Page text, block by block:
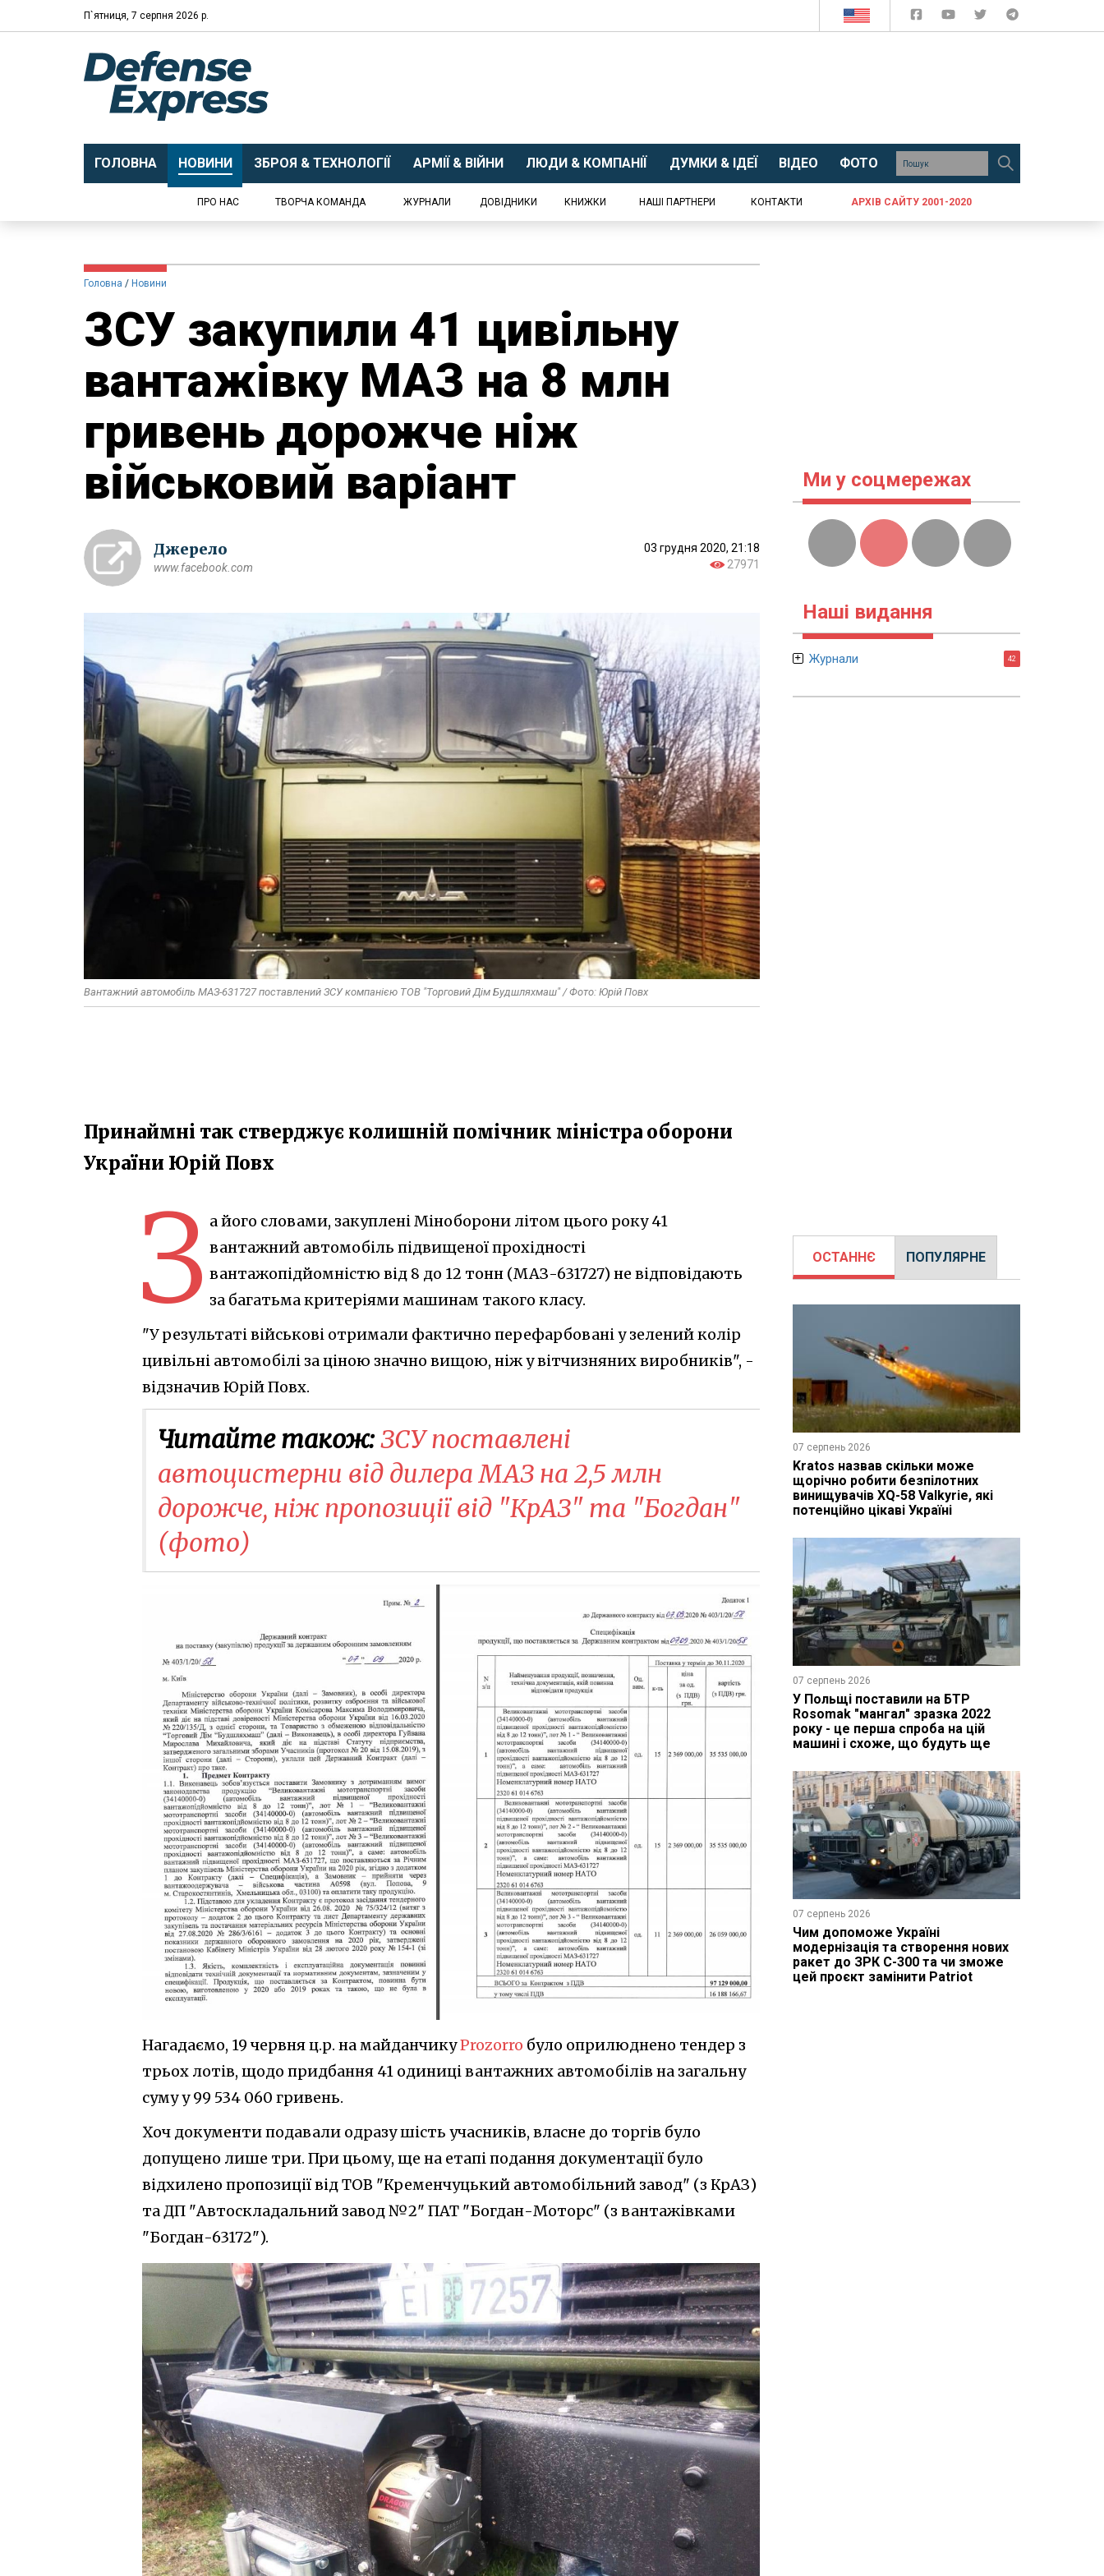
П`ятниця, 7 серпня 2026 р.
ГОЛОВНА НОВИНИ ЗБРОЯ & ТЕХНОЛОГІЇ АРМІЇ & ВІЙНИ ЛЮДИ & КОМПАНІЇ ДУМКИ & ІДЕЇ ВІДЕО ФОТО
ПРО НАС ТВОРЧА КОМАНДА ЖУРНАЛИ ДОВІДНИКИ КНИЖКИ НАШІ ПАРТНЕРИ КОНТАКТИ АРХІВ САЙТУ 2001-2020
Головна Новини
ЗСУ закупили 41 цивільну
вантажівку МАЗ на 8 млн
гривень дорожче ніж
військовий варіант
Джерело
www.facebook.com
03 грудня 2020, 21:18
27971
Вантажний автомобіль МАЗ-631727 поставлений ЗСУ компанією ТОВ "Торговий Дім Будшляхмаш" / Фото: Юрій Повх
Принаймні так стверджує колишній помічник міністра оборони
України Юрій Повх
З а його словами, закуплені Міноборони літом цього року 41
вантажний автомобіль підвищеної прохідності
вантажопідйомністю від 8 до 12 тонн (МАЗ-631727) не відповідають
за багатьма критеріями машинам такого класу.
"У результаті військові отримали фактично перефарбовані у зелений колір
цивільні автомобілі за ціною значно вищою, ніж у вітчизняних виробників", -
відзначив Юрій Повх.
Читайте також:ЗСУ поставлені
автоцистерни від дилера МАЗ на 2,5 млн
дорожче, ніж пропозиції від "КрАЗ" та "Богдан"
(фото)
Нагадаємо, 19 червня ц.р. на майданчикуProzorro було оприлюднено тендер з
трьох лотів, щодо придбання 41 одиниці вантажних автомобілів на загальну
суму у 99 534 060 гривень.
Хоч документи подавали одразу шість учасників, власне до торгів було
допущено лише три. При цьому, ще на етапі подання документації було
відхилено пропозиції від ТОВ "Кременчуцький автомобільний завод" (з КрАЗ)
та ДП "Автоскладальний завод №2" ПАТ "Богдан-Моторс" (з вантажівками
"Богдан-63172").
Ми у соцмережах
Наші видання
Журнали 42
ОСТАННЄ ПОПУЛЯРНЕ
07 серпень 2026
Kratos назвав скільки може
щорічно робити безпілотних
винищувачів XQ-58 Valkyrie, які
потенційно цікаві Україні
07 серпень 2026
У Польщі поставили на БТР
Rosomak "мангал" зразка 2022
року - це перша спроба на цій
машині і схоже, що будуть ще
07 серпень 2026
Чим допоможе Україні
модернізація та створення нових
ракет до ЗРК С-300 та чи зможе
цей проєкт замінити Patriot